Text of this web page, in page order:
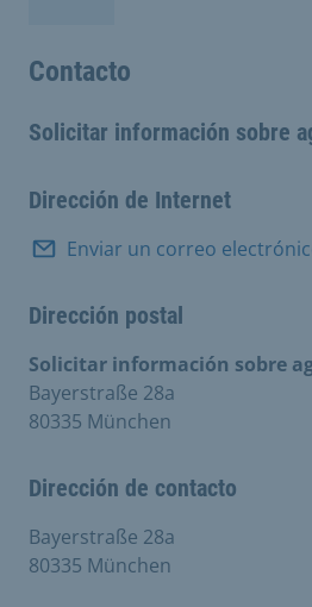
Contacto
Solicitar información sobre
Dirección de Internet
Enviar un correo
Dirección postal
Solicitar información sobre
Bayerstraße 28a
80335 München
Dirección de contacto
Bayerstraße 28a
80335 München